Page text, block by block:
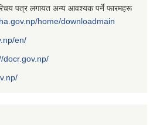
पत्र लगायत अन्य आवश्यक पर्ने फारमहरू
home/downloadmain
en/
docr.gov.np/